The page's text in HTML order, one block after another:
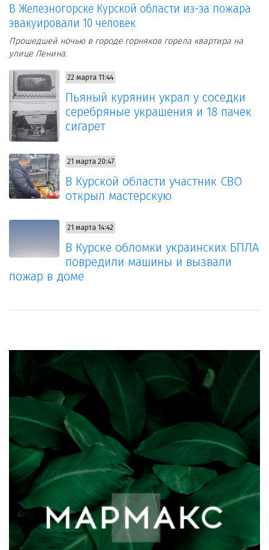
В Железногорске Курской области из-за пожара
эвакуировали 10 человек
Прошедшей ночью в городе горняков горела квартира на
улице Ленина.
22 марта 11:44
Пьяный курянин украл у соседки
серебряные украшения и 18 пачек
сигарет
21 марта 20:47
В Курской области участник СВО
открыл мастерскую
21 марта 14:42
В Курске обломки украинских БПЛА
повредили машины и вызвали
пожар в доме